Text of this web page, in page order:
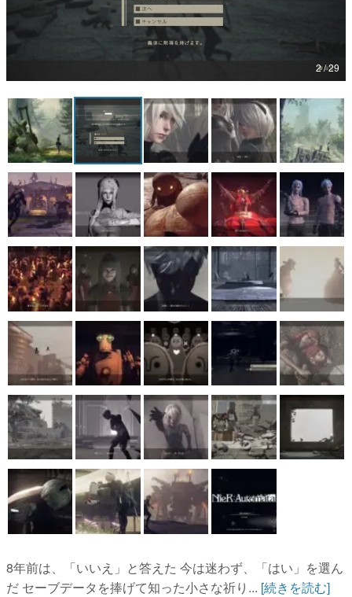
ゲームが変えた日本語
「経験値」「裏技」「ラスボス」… ゲームにまつわる言葉
の起源や用法の変遷を、コンピューター文化史研究家・タ
イニーP氏が徹底調査。
カテゴリ
特集記事
マンガ
女性向け
アプリレビュー
その他
電ファミニコゲーマーとは？
運営：株式会社マレ
2 / 29
8年前は、「いいえ」と答えた 今は迷わず、「はい」を選ん
だ セーブデータを捧げて知った小さな祈り... [続きを読む]